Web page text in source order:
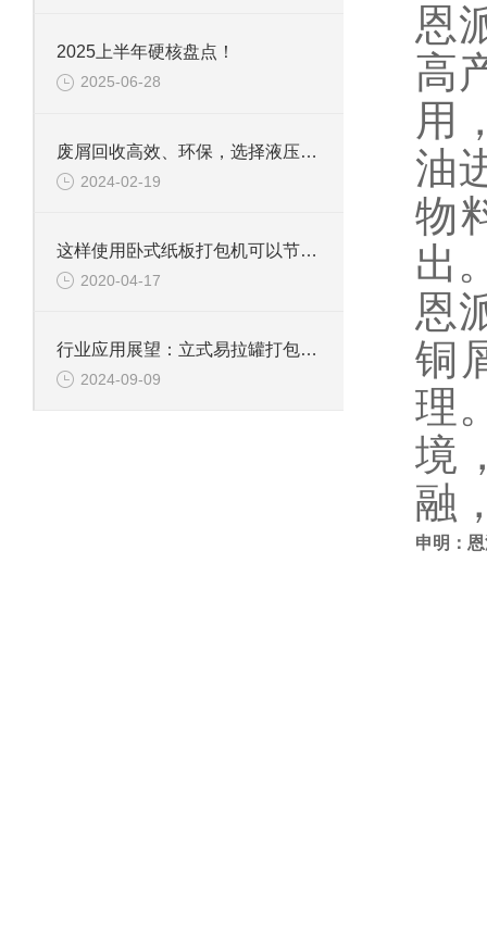
2025上半年硬核盘点！
2025-06-28
废屑回收高效、环保，选择液压铝屑压饼机
2024-02-19
这样使用卧式纸板打包机可以节省人工成本
2020-04-17
行业应用展望：立式易拉罐打包机在废物处理行业的重要性
2024-09-09
恩
高
用
油
物
出
恩
铜
理
境
融
申明：